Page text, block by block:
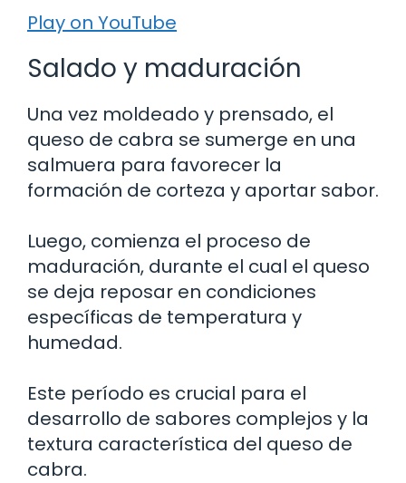
Play on YouTube
Salado y maduración
Una vez moldeado y prensado, el
queso de cabra se sumerge en una
salmuera para favorecer la
formación de corteza y aportar sabor.
Luego, comienza el proceso de
maduración, durante el cual el queso
se deja reposar en condiciones
específicas de temperatura y
humedad.
Este período es crucial para el
desarrollo de sabores complejos y la
textura característica del queso de
cabra.